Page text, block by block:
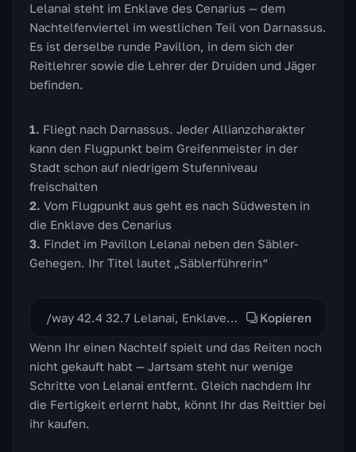
Lelanai steht im Enklave des Cenarius — dem
Nachtelfenviertel im westlichen Teil von Darnassus.
Es ist derselbe runde Pavillon, in dem sich der
Reitlehrer sowie die Lehrer der Druiden und Jäger
befinden.
Fliegt nach Darnassus. Jeder Allianzcharakter
kann den Flugpunkt beim Greifenmeister in der
Stadt schon auf niedrigem Stufenniveau
freischalten
Vom Flugpunkt aus geht es nach Südwesten in
die Enklave des Cenarius
Findet im Pavillon Lelanai neben den Säbler-
Gehegen. Ihr Titel lautet „Säblerführerin“
Kopieren
Wenn Ihr einen Nachtelf spielt und das Reiten noch
nicht gekauft habt — Jartsam steht nur wenige
Schritte von Lelanai entfernt. Gleich nachdem Ihr
die Fertigkeit erlernt habt, könnt Ihr das Reittier bei
ihr kaufen.